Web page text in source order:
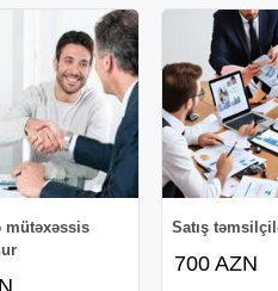
mütəxəssis
Satış
700 AZN